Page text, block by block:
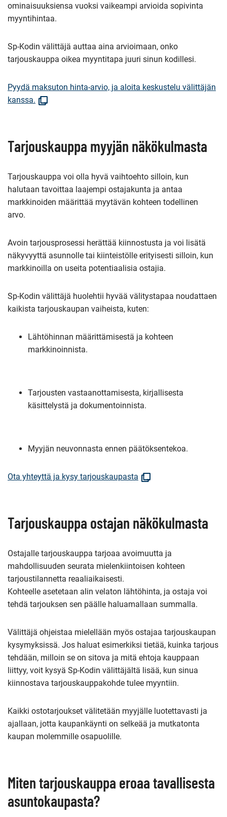
ominaisuuksiensa vuoksi vaikeampi arvioida sopivinta
myyntihintaa.
Sp-Kodin välittäjä auttaa aina arvioimaan, onko
tarjouskauppa oikea myyntitapa juuri sinun kodillesi.
Pyydä maksuton hinta-arvio, ja aloita keskustelu välittäjän
kanssa. (Avautuu
Tarjouskauppa myyjän näkökulmasta
Tarjouskauppa voi olla hyvä vaihtoehto silloin, kun
halutaan tavoittaa laajempi ostajakunta ja antaa
markkinoiden määrittää myytävän kohteen todellinen
arvo.
Avoin tarjousprosessi herättää kiinnostusta ja voi lisätä
näkyvyyttä asunnolle tai kiinteistölle erityisesti silloin, kun
markkinoilla on useita potentiaalisia ostajia.
Sp-Kodin välittäjä huolehtii hyvää välitystapaa noudattaen
kaikista tarjouskaupan vaiheista, kuten:
Lähtöhinnan määrittämisestä ja kohteen
markkinoinnista.
Tarjousten vastaanottamisesta, kirjallisesta
käsittelystä ja dokumentoinnista.
Myyjän neuvonnasta ennen päätöksentekoa.
Ota yhteyttä ja kysy tarjouskaupasta (Avautuu
Tarjouskauppa ostajan näkökulmasta
Ostajalle tarjouskauppa tarjoaa avoimuutta ja
mahdollisuuden seurata mielenkiintoisen kohteen
tarjoustilannetta reaaliaikaisesti.
Kohteelle asetetaan alin velaton lähtöhinta, ja ostaja voi
tehdä tarjouksen sen päälle haluamallaan summalla.
Välittäjä ohjeistaa mielellään myös ostajaa tarjouskaupan
kysymyksissä. Jos haluat esimerkiksi tietää, kuinka tarjous
tehdään, milloin se on sitova ja mitä ehtoja kauppaan
liittyy, voit kysyä Sp-Kodin välittäjältä lisää, kun sinua
kiinnostava tarjouskauppakohde tulee myyntiin.
Kaikki ostotarjoukset välitetään myyjälle luotettavasti ja
ajallaan, jotta kaupankäynti on selkeää ja mutkatonta
kaupan molemmille osapuolille.
Miten tarjouskauppa eroaa tavallisesta
asuntokaupasta?